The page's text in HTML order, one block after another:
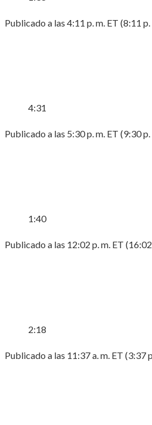
Publicado a las 4:11 p. m. ET (8:11
4:31
Publicado a las 5:30 p. m. ET (9:30
1:40
Publicado a las 12:02 p. m. ET
2:18
Publicado a las 11:37 a. m. ET